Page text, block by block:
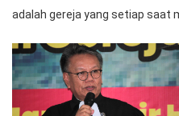
adalah gereja yang setiap saat